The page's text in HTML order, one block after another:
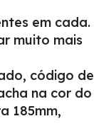
em cada.
muito mais
código de
na cor do
185mm,